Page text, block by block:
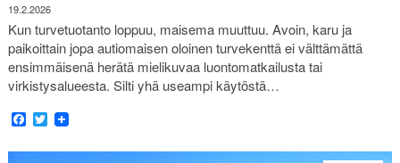
19.2.2026
Kun turvetuotanto loppuu, maisema muuttuu. Avoin, karu ja
paikoittain jopa autiomaisen oloinen turvekenttä ei välttämättä
ensimmäisenä herätä mielikuvaa luontomatkailusta tai
virkistysalueesta. Silti yhä useampi käytöstä…
Facebook
Twitter